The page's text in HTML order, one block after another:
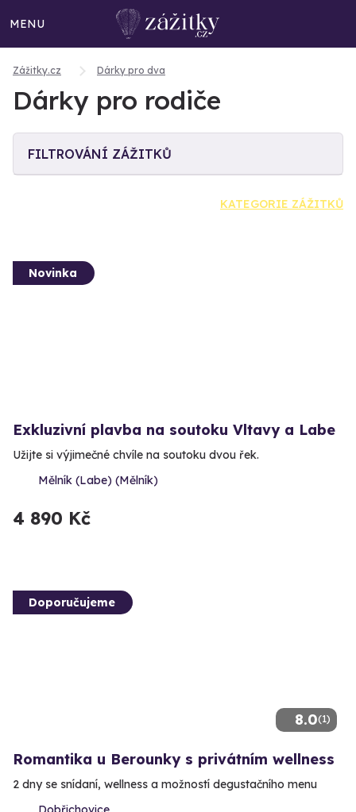
MENU
Zážitky.cz Dárky pro dva
Dárky pro rodiče
FILTROVÁNÍ ZÁŽITKŮ
KATEGORIE ZÁŽITKŮ
Novinka
Exkluzivní plavba na soutoku Vltavy a Labe
Užijte si výjimečné chvíle na soutoku dvou řek.
Mělník (Labe) (Mělník)
4 890 Kč
8.0(1)
Doporučujeme
Romantika u Berounky s privátním wellness
2 dny se snídaní, wellness a možností degustačního menu